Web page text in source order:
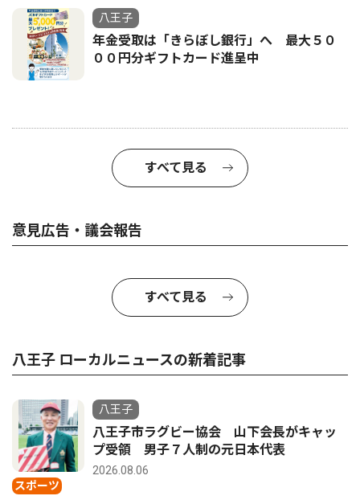
八王子
年金受取は「きらぼし銀行」へ 最大５０
００円分ギフトカード進呈中
すべて見る
意見広告・議会報告
すべて見る
八王子 ローカルニュースの新着記事
スポーツ
八王子
八王子市ラグビー協会 山下会長がキャッ
プ受領 男子７人制の元日本代表
2026.08.06